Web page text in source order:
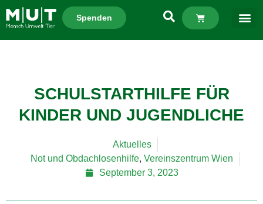
Spenden
SCHULSTARTHILFE FÜR
KINDER UND JUGENDLICHE
Aktuelles
Not und Obdachlosenhilfe, Vereinszentrum Wien
September 3, 2023